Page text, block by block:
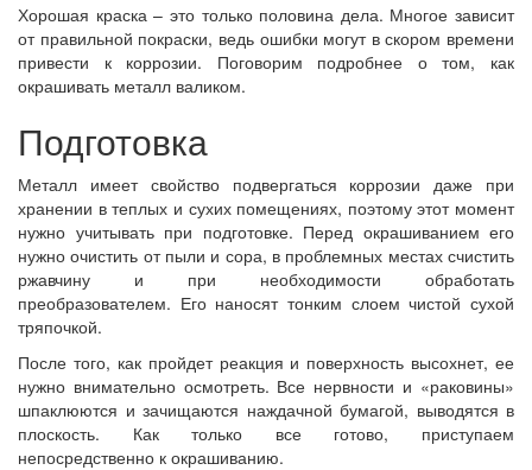
Хорошая краска – это только половина дела. Многое зависит
от правильной покраски, ведь ошибки могут в скором времени
привести к коррозии. Поговорим подробнее о том, как
окрашивать металл валиком.
Подготовка
Металл имеет свойство подвергаться коррозии даже при
хранении в теплых и сухих помещениях, поэтому этот момент
нужно учитывать при подготовке. Перед окрашиванием его
нужно очистить от пыли и сора, в проблемных местах счистить
ржавчину и при необходимости обработать
преобразователем. Его наносят тонким слоем чистой сухой
тряпочкой.
После того, как пройдет реакция и поверхность высохнет, ее
нужно внимательно осмотреть. Все нервности и «раковины»
шпаклюются и зачищаются наждачной бумагой, выводятся в
плоскость. Как только все готово, приступаем
непосредственно к окрашиванию.